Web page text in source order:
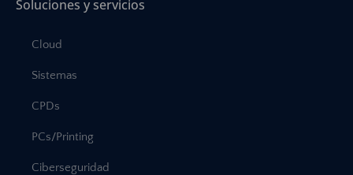
Soluciones y servicios
Cloud
Sistemas
CPDs
PCs/Printing
Ciberseguridad